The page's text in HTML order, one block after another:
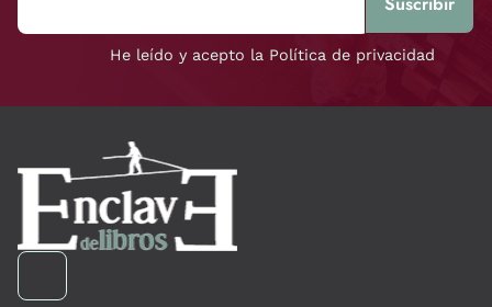
He leído y acepto la Política de privacidad